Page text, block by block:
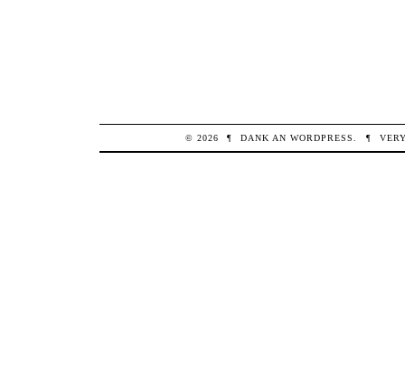
© 2026 ¶ DANK ANWORDPRESS ¶